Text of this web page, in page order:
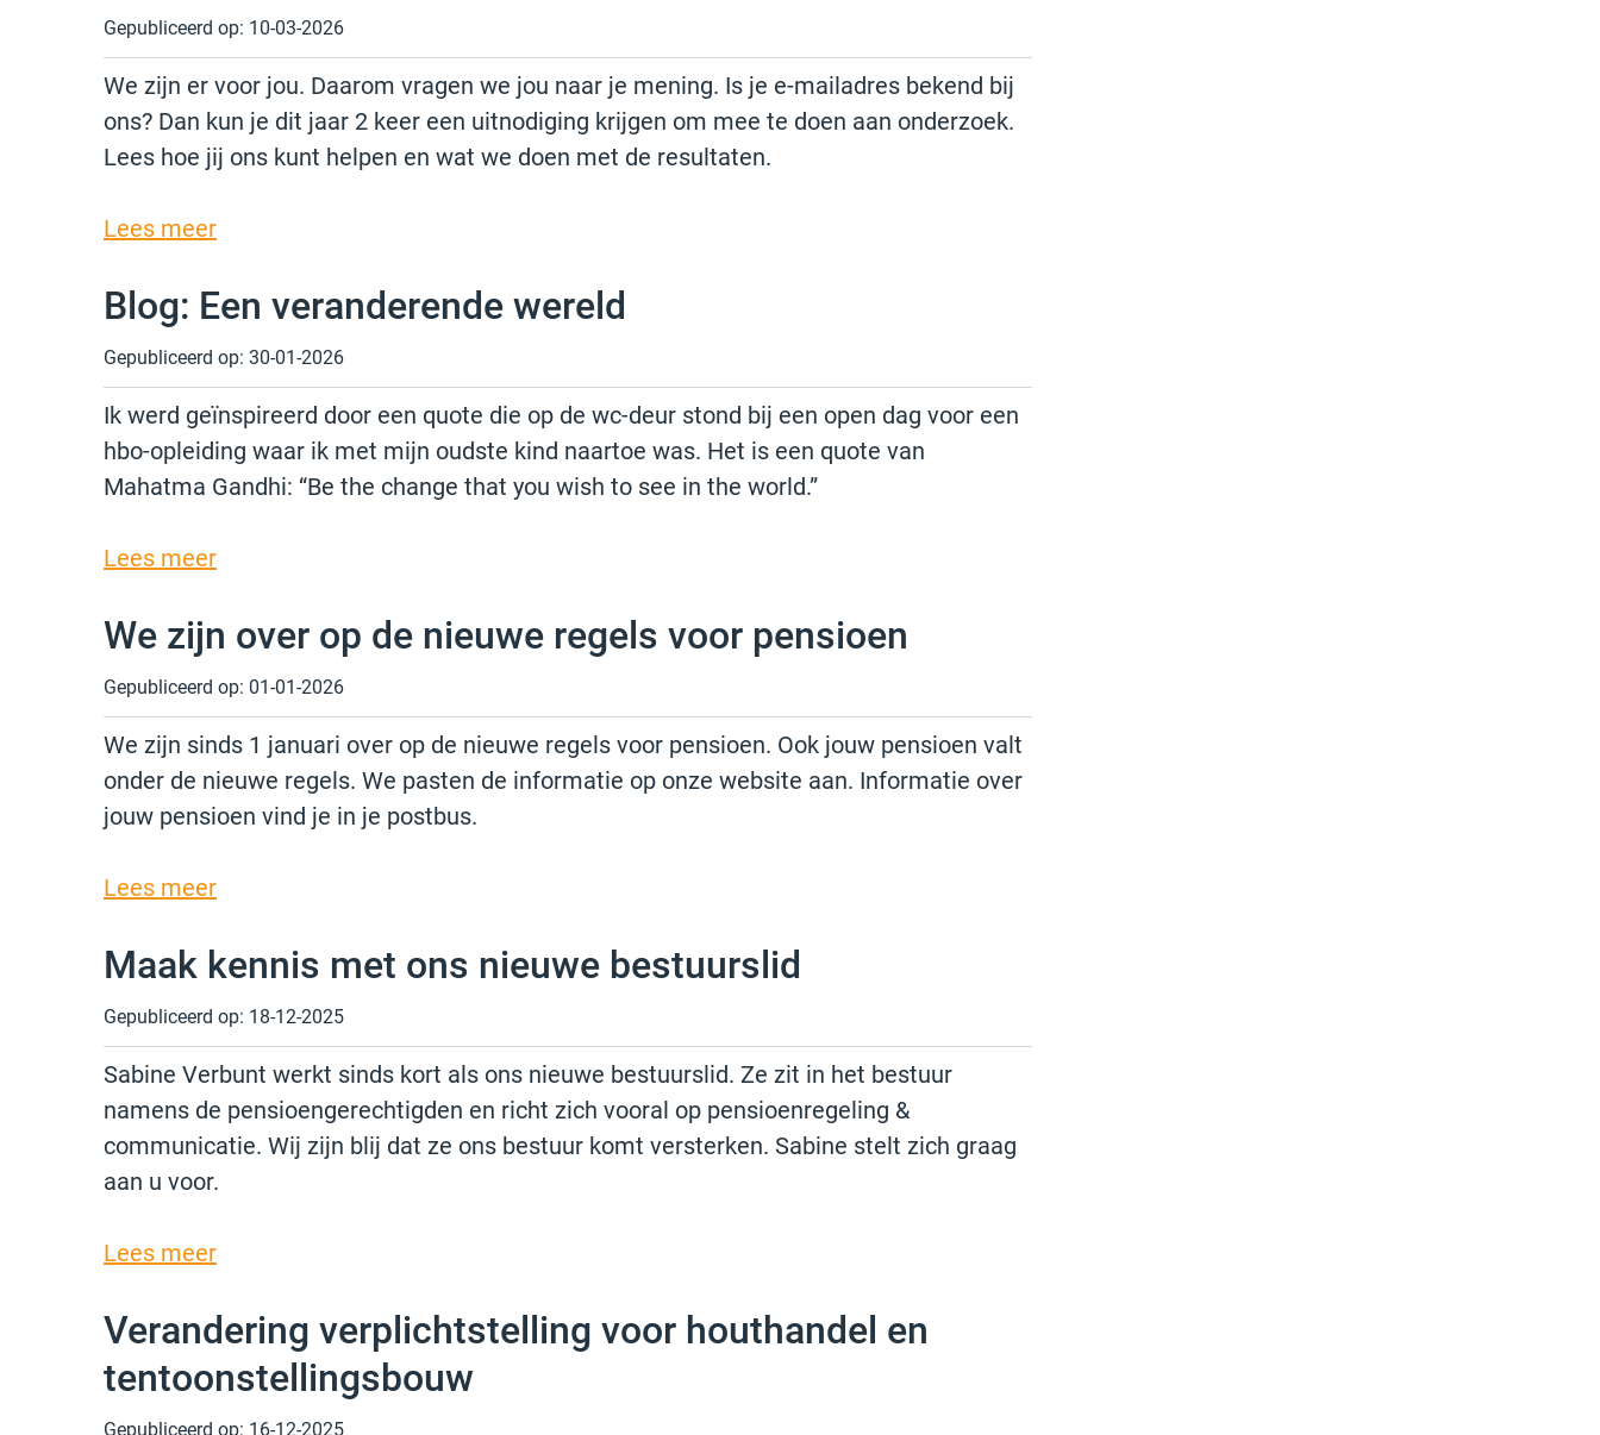
Gepubliceerd op: 10-03-2026
We zijn er voor jou. Daarom vragen we jou naar je mening. Is je e-mailadres bekend bij
ons? Dan kun je dit jaar 2 keer een uitnodiging krijgen om mee te doen aan onderzoek.
Lees hoe jij ons kunt helpen en wat we doen met de resultaten.
Lees meer
Blog: Een veranderende wereld
Gepubliceerd op: 30-01-2026
Ik werd geïnspireerd door een quote die op de wc-deur stond bij een open dag voor een
hbo-opleiding waar ik met mijn oudste kind naartoe was. Het is een quote van
Mahatma Gandhi: “Be the change that you wish to see in the world.”
Lees meer
We zijn over op de nieuwe regels voor pensioen
Gepubliceerd op: 01-01-2026
We zijn sinds 1 januari over op de nieuwe regels voor pensioen. Ook jouw pensioen valt
onder de nieuwe regels. We pasten de informatie op onze website aan. Informatie over
jouw pensioen vind je in je postbus.
Lees meer
Maak kennis met ons nieuwe bestuurslid
Gepubliceerd op: 18-12-2025
Sabine Verbunt werkt sinds kort als ons nieuwe bestuurslid. Ze zit in het bestuur
namens de pensioengerechtigden en richt zich vooral op pensioenregeling &
communicatie. Wij zijn blij dat ze ons bestuur komt versterken. Sabine stelt zich graag
aan u voor.
Lees meer
Verandering verplichtstelling voor houthandel en
tentoonstellingsbouw
Gepubliceerd op: 16-12-2025